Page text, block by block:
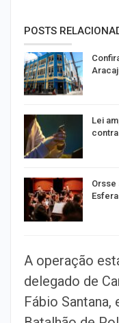
POSTS
Lei
Orsse
A operação
delegado de
Fábio Santana,